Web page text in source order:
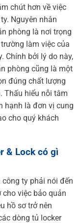
chút hơn về việc
Nguyên nhân
phòng là nơi trọng
làm việc của
Chính bởi lý do này,
phòng cũng là một
đúng chất lượng
Thấu hiểu nỗi tâm
hạnh là đơn vị cung
cho quý khách
& Lock có gì
ty phải nói đến
việc bảo quản
hồ sơ trở nên
dòng tủ locker